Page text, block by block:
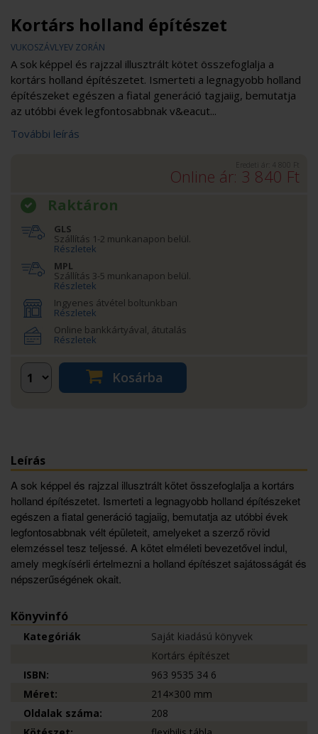
Kortárs holland építészet
VUKOSZÁVLYEV ZORÁN
A sok képpel és rajzzal illusztrált kötet összefoglalja a
kortárs holland építészetet. Ismerteti a legnagyobb holland
építészeket egészen a fiatal generáció tagjaiig, bemutatja
az utóbbi évek legfontosabbnak v&eacut...
További leírás
Eredeti ár: 4 800 Ft
Online ár: 3 840 Ft
Raktáron
GLS
Szállítás 1-2 munkanapon belül.
Részletek
MPL
Szállítás 3-5 munkanapon belül.
Részletek
Ingyenes átvétel boltunkban
Részletek
Online bankkártyával, átutalás
Részletek
Kosárba
Leírás
A sok képpel és rajzzal illusztrált kötet összefoglalja a kortárs
holland építészetet. Ismerteti a legnagyobb holland építészeket
egészen a fiatal generáció tagjaiig, bemutatja az utóbbi évek
legfontosabbnak vélt épületeit, amelyeket a szerző rövid
elemzéssel tesz teljessé. A kötet elméleti bevezetővel indul,
amely megkísérli értelmezni a holland építészet sajátosságát és
népszerűségének okait.
Könyvinfó
Kategóriák
Saját kiadású könyvek
Kortárs építészet
ISBN:
963 9535 34 6
Méret:
214×300 mm
Oldalak száma:
208